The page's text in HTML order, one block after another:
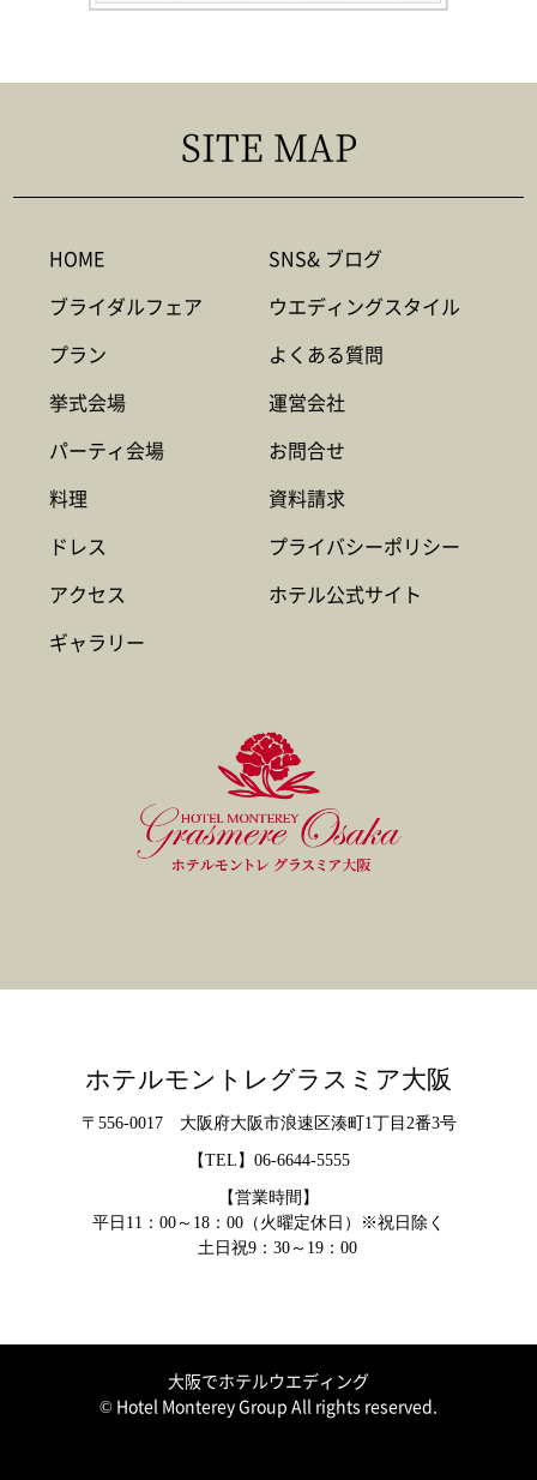
SITE MAP
HOME
ブライダルフェア
プラン
挙式会場
パーティ会場
料理
ドレス
アクセス
ギャラリー
SNS& ブログ
ウエディングスタイル
よくある質問
運営会社
お問合せ
資料請求
プライバシーポリシー
ホテル公式サイト
ホテルモントレグラスミア大阪
〒556-0017 大阪府大阪市浪速区湊町1丁目2番3号
【TEL】 06-6644-5555
【営業時間】
平日11：00～18：00（火曜定休日）※祝日除く
土日祝9：30～19：00
大阪でホテルウエディング
© Hotel Monterey Group All rights reserved.